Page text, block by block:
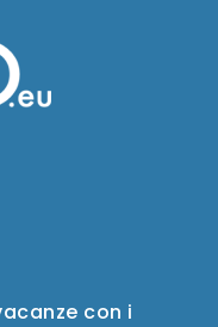
con i